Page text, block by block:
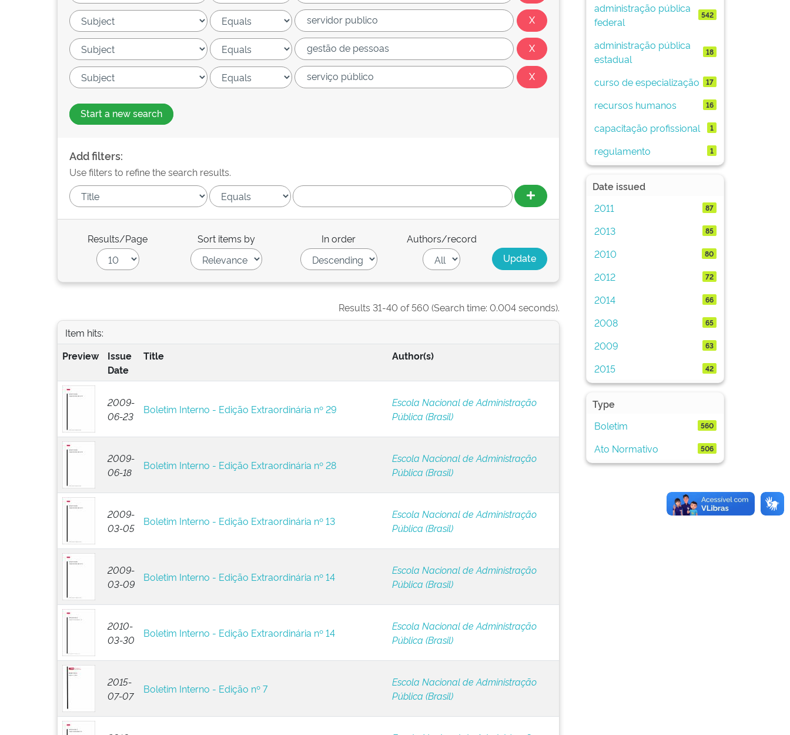
Start a new search
Add filters:
Use filters to refine the search results.
Results/Page Sort items by In order Authors/record
Results 31-40 of 560 (Search time: 0.004 seconds).
Item hits:
Preview
Issue
Date
Title Author(s)
2009-
06-23
Boletim Interno - Edição Extraordinária nº 29
Escola Nacional de Administração
Pública (Brasil)
2009-
06-18
Boletim Interno - Edição Extraordinária nº 28
Escola Nacional de Administração
Pública (Brasil)
2009-
03-05
Boletim Interno - Edição Extraordinária nº 13
Escola Nacional de Administração
Pública (Brasil)
2009-
03-09
Boletim Interno - Edição Extraordinária nº 14
Escola Nacional de Administração
Pública (Brasil)
2010-
03-30
Boletim Interno - Edição Extraordinária nº 14
Escola Nacional de Administração
Pública (Brasil)
2015-
07-07
Boletim Interno - Edição nº 7
Escola Nacional de Administração
Pública (Brasil)
administração pública
federal
542
administração pública
estadual
18
curso de especialização 17
recursos humanos 16
capacitação profissional 1
regulamento 1
Date issued
2011
87
2013 85
2010 80
2012 72
2014 66
2008 65
2009 63
2015 42
Type
Boletim
560
Ato Normativo 506